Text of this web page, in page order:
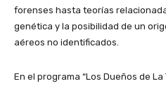
forenses hasta teorías
genética y la posibilidad de un
aéreos no identificados.
En el programa “Los Dueños de La